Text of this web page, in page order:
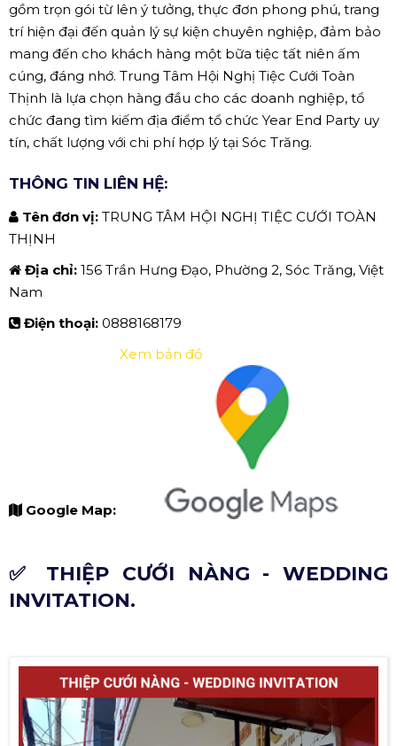
gồm trọn gói từ lên ý tưởng, thực đơn phong phú, trang
trí hiện đại đến quản lý sự kiện chuyên nghiệp, đảm bảo
mang đến cho khách hàng một bữa tiệc tất niên ấm
cúng, đáng nhớ. Trung Tâm Hội Nghị Tiệc Cưới Toàn
Thịnh là lựa chọn hàng đầu cho các doanh nghiệp, tổ
chức đang tìm kiếm địa điểm tổ chức Year End Party uy
tín, chất lượng với chi phí hợp lý tại Sóc Trăng.
THÔNG TIN LIÊN HỆ:
Tên đơn vị: TRUNG TÂM HỘI NGHỊ TIỆC CƯỚI TOÀN
THỊNH
Địa chỉ: 156 Trần Hưng Đạo, Phường 2, Sóc Trăng, Việt
Nam
Điện thoại: 0888168179
Google Map:
Xem bản đồ
✅ THIỆP CƯỚI NÀNG - WEDDING
INVITATION.